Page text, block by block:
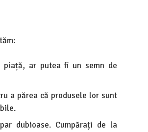
ar putea fi un semn de
a părea că produsele lor sunt
dubioase. Cumpărați de la